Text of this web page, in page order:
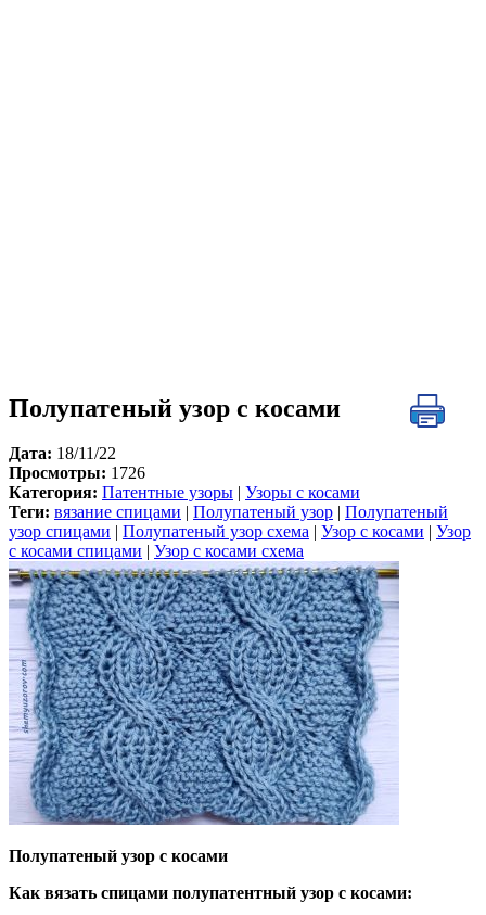
Полупатеный узор с косами
Дата: 18/11/22
Просмотры: 1726
Категория: Патентные узоры
Узоры с косами
Теги: вязание спицами Полупатеный узор
Полупатеный
узор спицами
Полупатеный узор схема Узор с косами
Узор
с косами спицами
Узор с косами схема
Полупатеный узор с косами
Как вязать спицами полупатентный узор с косами: